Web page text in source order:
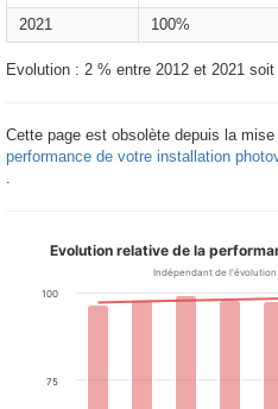
2021
100%
Evolution : 2 % entre 2012 et 2021 soit
Cette page est obsolète depuis la
performance de votre installation
Evolution relative de la
Indépendant de
75
100